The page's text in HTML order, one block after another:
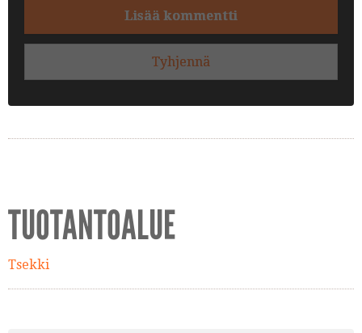
Lisää kommentti
Tyhjennä
TUOTANTOALUE
Tsekki